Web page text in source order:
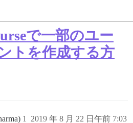
で一部のユー
トを作成する方
2019 年 8 月 22 日午前 7:03
1